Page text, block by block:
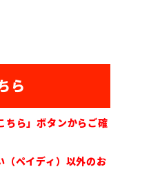
ちら」ボタンからご確
（ペイディ）以外のお